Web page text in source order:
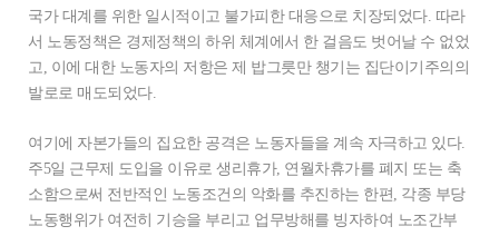
국가 대계를 위한 일시적이고 불가피한 대응으로 치장되었다. 따라
서 노동정책은 경제정책의 하위 체계에서 한 걸음도 벗어날 수 없었
고, 이에 대한 노동자의 저항은 제 밥그릇만 챙기는 집단이기주의의
발로로 매도되었다.
여기에 자본가들의 집요한 공격은 노동자들을 계속 자극하고 있다.
주5일 근무제 도입을 이유로 생리휴가, 연월차휴가를 폐지 또는 축
소함으로써 전반적인 노동조건의 악화를 추진하는 한편, 각종 부당
노동행위가 여전히 기승을 부리고 업무방해를 빙자하여 노조간부